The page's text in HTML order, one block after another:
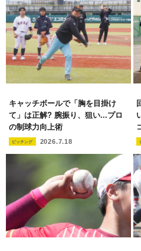
キャッチボールで「胸を目掛け
て」は正解? 腕振り、狙い...プロ
の制球力向上術
ピッチング 2026.7.18